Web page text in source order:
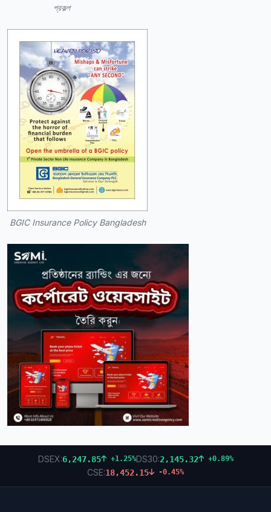
প্রকল্প
BGIC Insurance Policy Bangladesh
DSEX:6,247.85 +1.25%DS30:2,145.32 +0.89%
CSE:18,452.15 -0.45%